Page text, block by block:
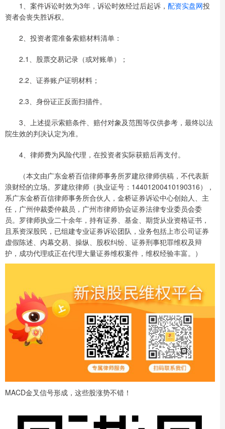
1、案件诉讼时效为3年，诉讼时效经过后起诉， 配资实盘网投
资者会丧失胜诉权。
2、投资者需准备索赔材料清单：
2.1、股票交易记录（或对账单）；
2.2、证券账户证明材料；
2.3、身份证正反面扫描件。
3、上述提示索赔条件、赔付对象及范围等仅供参考，最终以法
院生效的判决认定为准。
4、律师费为风险代理，在投资者实际获赔后再支付。
（本文由广东金桥百信律师事务所罗建欣律师供稿，不代表新
浪财经的立场。罗建欣律师（执业证号：14401200410190316），
系广东金桥百信律师事务所合伙人，金桥证券诉讼中心创始人、主
任，广州仲裁委仲裁员，广州市律师协会证券法律专业委员会委
员。罗律师执业二十余年，持有证券、基金、期货从业资格证书，
且系资深股民，已组建专业证券诉讼团队，业务包括上市公司证券
虚假陈述、内幕交易、操纵、股权纠纷、证券刑事犯罪维权及辩
护，成功代理或正在代理大量证券维权案件，维权经验丰富。）
MACD金叉信号形成，这些股涨势不错！